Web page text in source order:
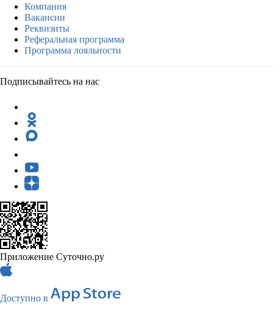
Компания
Вакансии
Реквизиты
Реферальная программа
Программа лояльности
Подписывайтесь на нас
Приложение Суточно.ру
Доступно в